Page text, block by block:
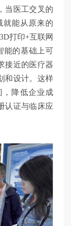
当医工交叉的
就能从原来的
打印+互联网
能的基础上可
接近的医疗器
和设计。这样
，降低企业成
认证与临床应